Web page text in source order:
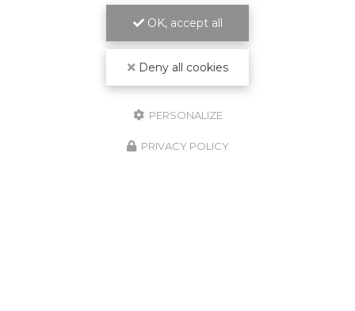
OK, accept all
Deny all cookies
PERSONALIZE
PRIVACY POLICY